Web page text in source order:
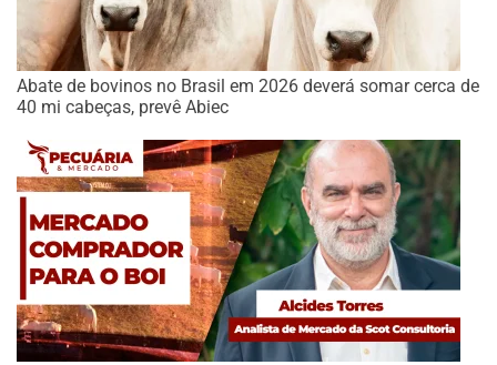
Abate de bovinos no Brasil em 2026 deverá somar cerca de
40 mi cabeças, prevê Abiec